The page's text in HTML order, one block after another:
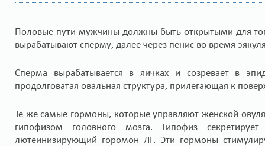
Половые пути мужчины должны быть открытыми для
вырабатывают сперму, далее через пенис во время
Сперма вырабатывается в яичках и созревает в
продолговатая овальная структура, прилегающая к
Те же самые гормоны, которые управляют женской
гипофизом головного мозга. Гипофиз
лютеинизирующий горомон ЛГ. Эти гормоны